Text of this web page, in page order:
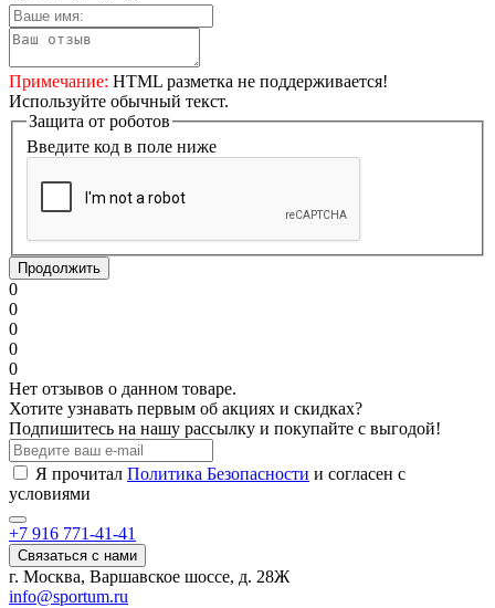
Примечание: HTML разметка не поддерживается!
Используйте обычный текст.
Защита от роботов
Введите код в поле ниже
Продолжить
0
0
0
0
0
Нет отзывов о данном товаре.
Хотите узнавать первым об акциях и скидках?
Подпишитесь на нашу рассылку и покупайте с выгодой!
Я прочитал Политика Безопасности и согласен с
условиями
+7 916 771-41-41
Связаться с нами
г. Москва, Варшавское шоссе, д. 28Ж
info@sportum.ru